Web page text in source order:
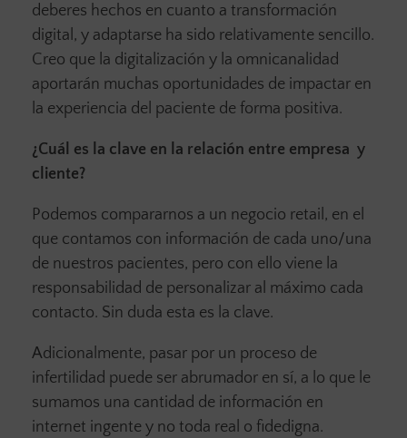
deberes hechos en cuanto a transformación
digital, y adaptarse ha sido relativamente sencillo.
Creo que la digitalización y la omnicanalidad
aportarán muchas oportunidades de impactar en
la experiencia del paciente de forma positiva.
¿Cuál es la clave en la relación entre empresa y
cliente?
Podemos compararnos a un negocio retail, en el
que contamos con información de cada uno/una
de nuestros pacientes, pero con ello viene la
responsabilidad de personalizar al máximo cada
contacto. Sin duda esta es la clave.
Adicionalmente, pasar por un proceso de
infertilidad puede ser abrumador en sí, a lo que le
sumamos una cantidad de información en
internet ingente y no toda real o fidedigna.